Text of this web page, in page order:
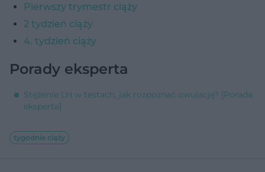
Pierwszy trymestr ciąży
2 tydzień ciąży
4. tydzień ciąży
Porady eksperta
Stężenie LH w testach, jak rozpoznać owulację? [Porada
eksperta]
tygodnie ciąży